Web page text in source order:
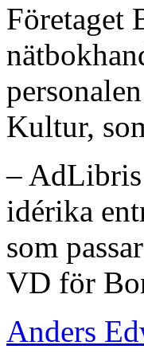
Företaget
Kultur,
– AdLibris
idérika
som
VD för
Anders